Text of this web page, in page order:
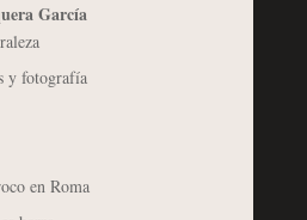
García
y fotografía
en Roma